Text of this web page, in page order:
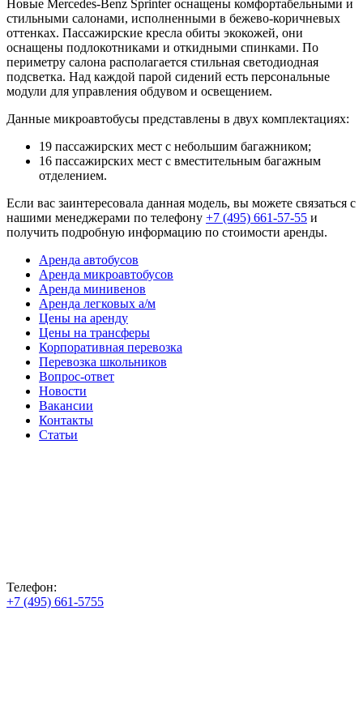
Новые Mercedes-Benz Sprinter оснащены комфортабельными и
стильными салонами, исполненными в бежево-коричневых
оттенках. Пассажирские кресла обиты экокожей, они
оснащены подлокотниками и откидными спинками. По
периметру салона располагается стильная светодиодная
подсветка. Над каждой парой сидений есть персональные
модули для управления обдувом и освещением.
Данные микроавтобусы представлены в двух комплектациях:
19 пассажирских мест с небольшим багажником;
16 пассажирских мест с вместительным багажным
отделением.
Если вас заинтересовала данная модель, вы можете связаться с
нашими менеджерами по телефону +7 (495) 661-57-55 и
получить подробную информацию по стоимости аренды.
Аренда автобусов
Аренда микроавтобусов
Аренда минивенов
Аренда легковых а/м
Цены на аренду
Цены на трансферы
Корпоративная перевозка
Перевозка школьников
Вопрос-ответ
Новости
Вакансии
Контакты
Статьи
Телефон:
+7 (495) 661-5755